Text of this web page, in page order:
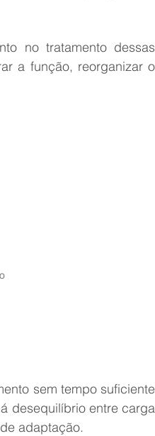
no tratamento dessas
a função, reorganizar o
sem tempo suficiente
desequilíbrio entre carga
adaptação.